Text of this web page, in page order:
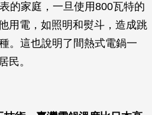
的家庭，一旦使用800瓦特的
用電，如照明和熨斗，造成跳
。這也說明了間熱式電鍋一
民。